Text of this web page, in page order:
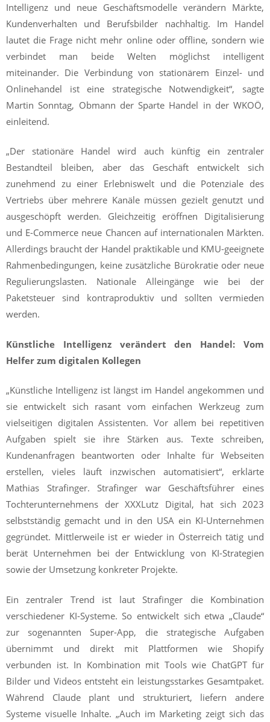
Intelligenz und neue Geschäftsmodelle verändern Märkte,
Kundenverhalten und Berufsbilder nachhaltig. Im Handel
lautet die Frage nicht mehr online oder offline, sondern wie
verbindet man beide Welten möglichst intelligent
miteinander. Die Verbindung von stationärem Einzel- und
Onlinehandel ist eine strategische Notwendigkeit“, sagte
Martin Sonntag, Obmann der Sparte Handel in der WKOÖ,
einleitend.
„Der stationäre Handel wird auch künftig ein zentraler
Bestandteil bleiben, aber das Geschäft entwickelt sich
zunehmend zu einer Erlebniswelt und die Potenziale des
Vertriebs über mehrere Kanäle müssen gezielt genutzt und
ausgeschöpft werden. Gleichzeitig eröffnen Digitalisierung
und E-Commerce neue Chancen auf internationalen Märkten.
Allerdings braucht der Handel praktikable und KMU-geeignete
Rahmenbedingungen, keine zusätzliche Bürokratie oder neue
Regulierungslasten. Nationale Alleingänge wie bei der
Paketsteuer sind kontraproduktiv und sollten vermieden
werden.
Künstliche Intelligenz verändert den Handel: Vom
Helfer zum digitalen Kollegen
„Künstliche Intelligenz ist längst im Handel angekommen und
sie entwickelt sich rasant vom einfachen Werkzeug zum
vielseitigen digitalen Assistenten. Vor allem bei repetitiven
Aufgaben spielt sie ihre Stärken aus. Texte schreiben,
Kundenanfragen beantworten oder Inhalte für Webseiten
erstellen, vieles läuft inzwischen automatisiert“, erklärte
Mathias Strafinger. Strafinger war Geschäftsführer eines
Tochterunternehmens der XXXLutz Digital, hat sich 2023
selbstständig gemacht und in den USA ein KI-Unternehmen
gegründet. Mittlerweile ist er wieder in Österreich tätig und
berät Unternehmen bei der Entwicklung von KI-Strategien
sowie der Umsetzung konkreter Projekte.
Ein zentraler Trend ist laut Strafinger die Kombination
verschiedener KI-Systeme. So entwickelt sich etwa „Claude“
zur sogenannten Super-App, die strategische Aufgaben
übernimmt und direkt mit Plattformen wie Shopify
verbunden ist. In Kombination mit Tools wie ChatGPT für
Bilder und Videos entsteht ein leistungsstarkes Gesamtpaket.
Während Claude plant und strukturiert, liefern andere
Systeme visuelle Inhalte. „Auch im Marketing zeigt sich das